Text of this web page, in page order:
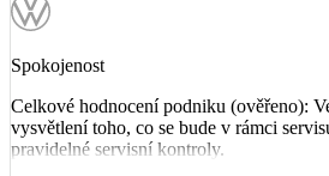
Spokojenost
Celkové hodnocení podniku (ověřeno):
vysvětlení toho, co se bude v rámci
pravidelné servisní kontroly.